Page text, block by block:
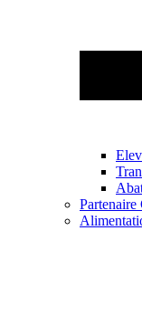
Partenaire